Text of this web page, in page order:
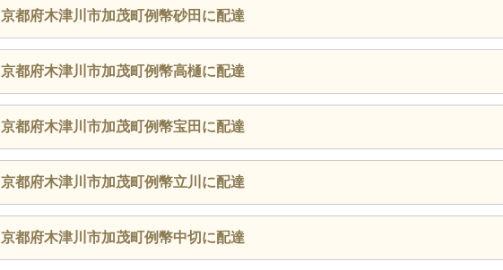
京都府木津川市加茂町例幣砂田に配達
京都府木津川市加茂町例幣高樋に配達
京都府木津川市加茂町例幣宝田に配達
京都府木津川市加茂町例幣立川に配達
京都府木津川市加茂町例幣中切に配達